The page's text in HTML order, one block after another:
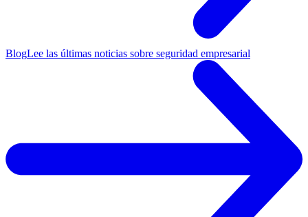
BlogLee las últimas noticias sobre seguridad empresarial